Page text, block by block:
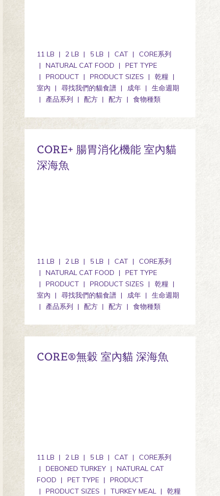
11 LB 2 LB 5 LB CAT
CORE系列
NATURAL CAT FOOD
PET TYPE
PRODUCT
PRODUCT SIZES
乾糧
室內
尋找我們的貓食譜 成年
生命週期
產品系列
配方 配方 食物種類
CORE+ 腸胃消化機能 室內貓
深海魚
11 LB 2 LB 5 LB CAT
CORE系列
NATURAL CAT FOOD
PET TYPE
PRODUCT
PRODUCT SIZES
乾糧
室內
尋找我們的貓食譜 成年
生命週期
產品系列
配方 配方 食物種類
CORE®無穀 室內貓 深海魚
11 LB 2 LB 5 LB CAT
CORE系列
DEBONED TURKEY
NATURAL CAT
FOOD
PET TYPE
PRODUCT
PRODUCT SIZES
TURKEY MEAL
乾糧